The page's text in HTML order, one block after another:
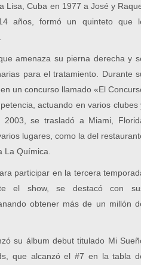
Lisa, Cuba en 1977 a José y
años, formó un quinteto que
amenaza su pierna derecha y
para el tratamiento. Durante
un concurso llamado «El
actuando en varios clubes
2003, se trasladó a Miami,
lugares, como la del
La Química.
participar en la tercera
el show, se destacó con
obtener más de un millón
su álbum debut titulado Mi
que alcanzó el #7 en la tabla